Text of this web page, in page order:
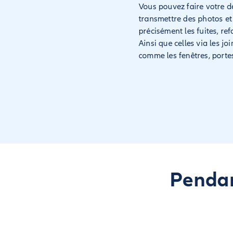
Vous pouvez faire votre
transmettre des photos
précisément les fuites,
Ainsi que celles via les
comme les fenêtres,